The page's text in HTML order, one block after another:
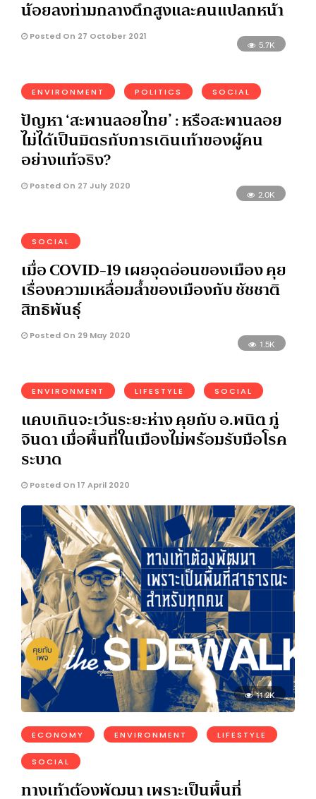
น้อยลงท่ามกลางตึกสูงและคนแปลกหน้า
Posted On 27 October 2021
5.7K
ENVIRONMENT POLITICS SOCIAL
ปัญหา ‘สะพานลอยไทย’ : หรือสะพานลอย
ไม่ได้เป็นมิตรกับการเดินเท้าของผู้คน
อย่างแท้จริง?
Posted On 27 July 2020
2.0K
SOCIAL
เมื่อ COVID-19 เผยจุดอ่อนของเมือง คุย
เรื่องความเหลื่อมล้ำของเมืองกับ ชัชชาติ
สิทธิพันธุ์
Posted On 29 May 2020
1.5K
ENVIRONMENT LIFESTYLE SOCIAL
แคบเกินจะเว้นระยะห่าง คุยกับ อ.พนิต ภู่
จินดา เมื่อพื้นที่ในเมืองไม่พร้อมรับมือโรค
ระบาด
Posted On 17 April 2020
11.2K
ECONOMY ENVIRONMENT LIFESTYLE
SOCIAL
ทางเท้าต้องพัฒนา เพราะเป็นพื้นที่